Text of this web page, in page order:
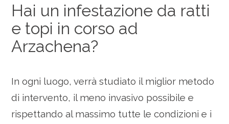
Hai un infestazione da ratti
e topi in corso ad
Arzachena?
In ogni luogo, verrà studiato il miglior metodo
di intervento, il meno invasivo possibile e
rispettando al massimo tutte le condizioni e i